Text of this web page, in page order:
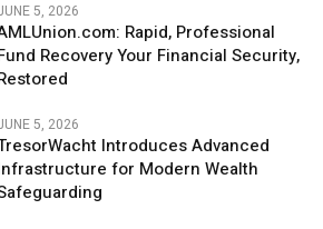
5, 2026
Rapid, Professional
Recovery Your Financial Security,
5, 2026
Introduces Advanced
for Modern Wealth